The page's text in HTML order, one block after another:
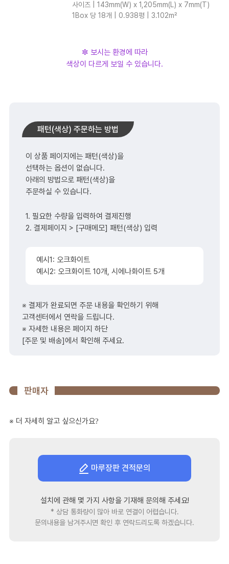
사이즈 | 143mm(W) x 1,205mm(L) x 7mm(T)
1Box 당 18개 | 0.938평 | 3.102m²
✼ 보시는 환경에 따라
색상이 다르게 보일 수 있습니다.
패턴(색상) 주문하는 방법
이 상품 페이지에는 패턴(색상)을
선택하는 옵션이 없습니다.
아래의 방법으로 패턴(색상)을
주문하실 수 있습니다.
1. 필요한 수량을 입력하여 결제진행
2. 결제페이지 > [구매메모] 패턴(색상) 입력
예시1: 오크화이트
예시2: 오크화이트 10개, 시에나화이트 5개
※ 결제가 완료되면 주문 내용을 확인하기 위해
고객센터에서 연락을 드립니다.
※ 자세한 내용은 페이지 하단
[주문 및 배송]에서 확인해 주세요.
판매자
※ 더 자세히 알고 싶으신가요?
마루장판 견적문의
설치에 관해 몇 가지 사항을 기재해 문의해 주세요!
* 상담 통화량이 많아 바로 연결이 어렵습니다.
문의내용을 남겨주시면 확인 후 연락드리도록 하겠습니다.